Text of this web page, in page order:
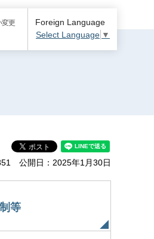
変更
Foreign Language
Select Language ▼
公開日：2025年1月30日
等